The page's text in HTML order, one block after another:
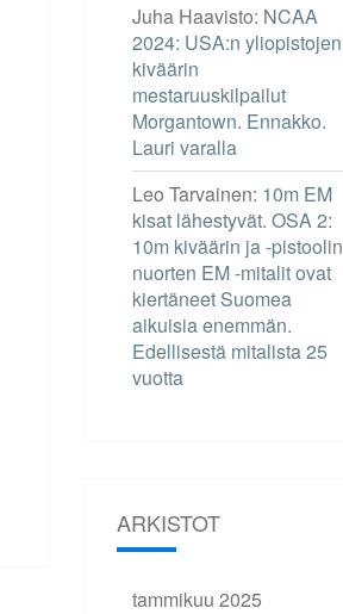
Juha Haavisto: NCAA
2024: USA:n yliopistojen
kiväärin
mestaruuskilpailut
Morgantown. Ennakko.
Lauri varalla
Leo Tarvainen: 10m EM
kisat lähestyvät. OSA 2:
10m kiväärin ja -pistoolin
nuorten EM -mitalit ovat
kiertäneet Suomea
aikuisia enemmän.
Edellisestä mitalista 25
vuotta
ARKISTOT
tammikuu 2025